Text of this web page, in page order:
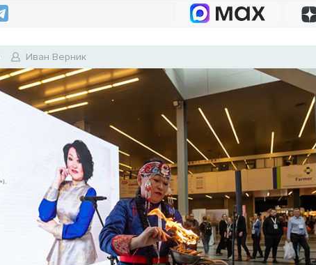
Иван Верник